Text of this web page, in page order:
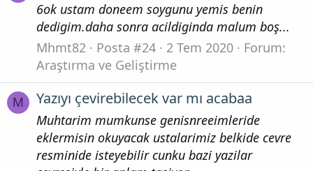
6ok ustam doneem soygunu yemis benin
dedigim.daha sonra acildiginda malum boş...
Mhmt82
Posta #24 2 Tem 2020
Forum:
Araştırma ve Geliştirme
M Yazıyı çevirebilecek var mı acabaa
Muhtarim mumkunse genisnreeimleride
eklermisin okuyacak ustalarimiz belkide cevre
resminide isteyebilir cunku bazi yazilar